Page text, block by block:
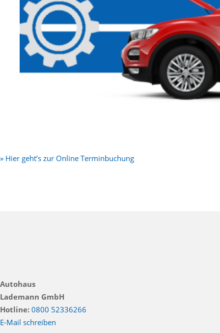
» Hier geht’s zur Online Terminbuchung
Autohaus
Lademann GmbH
Hotline: 0800 52336266
E-Mail schreiben